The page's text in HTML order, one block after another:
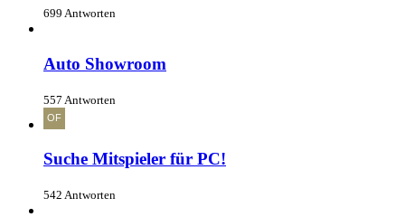
699 Antworten
Auto Showroom
557 Antworten
Suche Mitspieler für PC!
542 Antworten